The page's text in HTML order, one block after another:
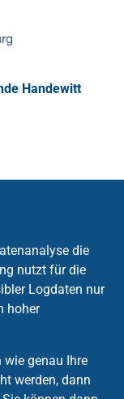
Handewitt
die
nutzt für die
Logdaten nur
hoher
wie genau Ihre
werden, dann